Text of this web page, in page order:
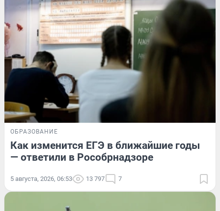
ОБРАЗОВАНИЕ
Как изменится ЕГЭ в ближайшие годы
— ответили в Рособрнадзоре
5 августа, 2026, 06:53 13 797 7